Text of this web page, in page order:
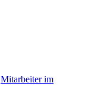
Mitarbeiter im